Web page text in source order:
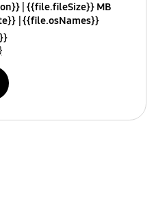
{{file.fileSize}} MB
{{file.osNames}}